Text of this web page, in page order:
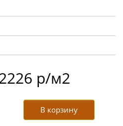
р/м2
В корзину